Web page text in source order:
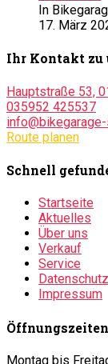
In
17. März
Ihr Kontakt zu
Hauptstraße 53,
035952 425537
Route planen
Schnell
Startseite
Aktuelles
Über uns
Verkauf
Service
Impressum
Öffnungszeiten
Montag bis